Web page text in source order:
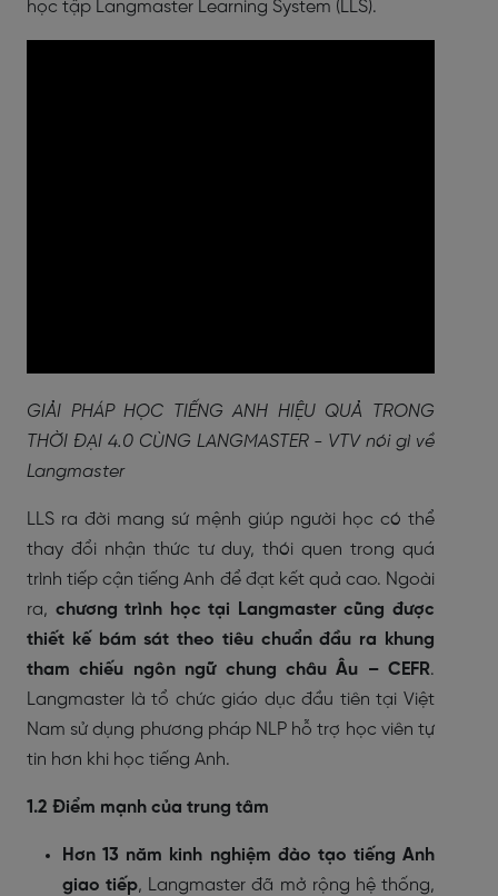
học tập Langmaster Learning System (LLS).
GIẢI PHÁP HỌC TIẾNG ANH HIỆU QUẢ TRONG
THỜI ĐẠI 4.0 CÙNG LANGMASTER - VTV nói gì về
Langmaster
LLS ra đời mang sứ mệnh giúp người học có thể
thay đổi nhận thức tư duy, thói quen trong quá
trình tiếp cận tiếng Anh để đạt kết quả cao. Ngoài
ra, chương trình học tại Langmaster cũng được
thiết kế bám sát theo tiêu chuẩn đầu ra khung
tham chiếu ngôn ngữ chung châu Âu – CEFR.
Langmaster là tổ chức giáo dục đầu tiên tại Việt
Nam sử dụng phương pháp NLP hỗ trợ học viên tự
tin hơn khi học tiếng Anh.
1.2 Điểm mạnh của trung tâm
Hơn 13 năm kinh nghiệm đào tạo tiếng Anh
giao tiếp, Langmaster đã mở rộng hệ thống,